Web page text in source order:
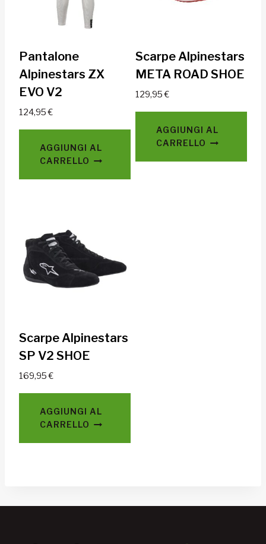
Pantalone
Alpinestars ZX
EVO V2
124,95€
AGGIUNGI AL
CARRELLO
Scarpe Alpinestars
META ROAD SHOE
129,95€
AGGIUNGI AL
CARRELLO
Scarpe Alpinestars
SP V2 SHOE
169,95€
AGGIUNGI AL
CARRELLO